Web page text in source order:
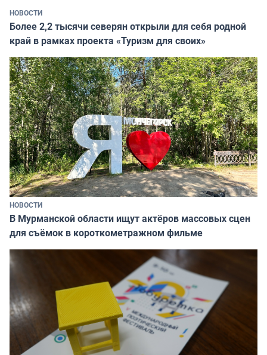
НОВОСТИ
Более 2,2 тысячи северян открыли для себя родной
край в рамках проекта «Туризм для своих»
НОВОСТИ
В Мурманской области ищут актёров массовых сцен
для съёмок в короткометражном фильме